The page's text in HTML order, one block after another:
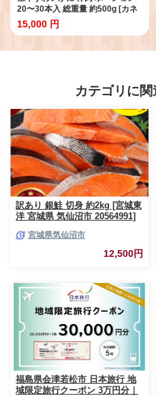
20〜30本入 総重量 約500g [カネ
ダイ 宮城県 気仙沼市 20564322]
むき身 カニ かに 生 ずわいがに ズ
ニ カニ脚 蟹脚 カニ棒肉 カニ 蟹
15,000 円
カテゴリに
訳あり 銀鮭 切身 約2kg [宮城東
洋 宮城県 気仙沼市 20564991]
不揃い さけ サケ 鮭切身 シャケ
切り身 冷凍 家庭用 おかず 弁当
支援 サーモン 銀鮭切り身 魚 わ
宮城県気仙沼市
12,500円
福島県会津若松市 日本旅行 地
域限定旅行クーポン 3万円分｜